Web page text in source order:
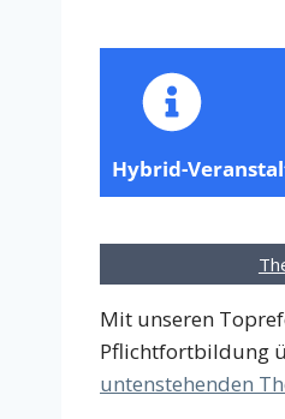
Hybrid-
Mit unseren
Pflichtfortbildung
untenstehenden